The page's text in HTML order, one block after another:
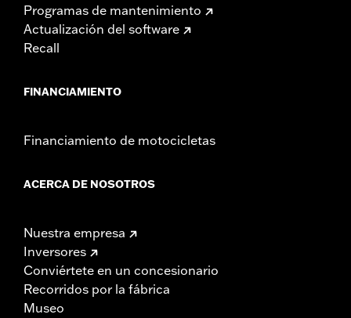
Programas de mantenimiento
Actualización del software
Recall
FINANCIAMIENTO
Financiamiento de motocicletas
ACERCA DE NOSOTROS
Nuestra empresa
Inversores
Conviértete en un concesionario
Recorridos por la fábrica
Museo